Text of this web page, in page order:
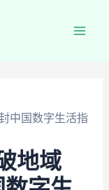
中国数字生活指
地域